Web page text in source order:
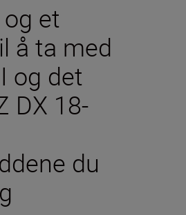
et
å ta med
og det
DX 18-
du